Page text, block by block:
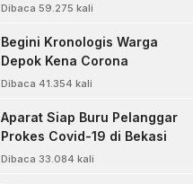
Dibaca 59.275 kali
Begini Kronologis Warga
Depok Kena Corona
Dibaca 41.354 kali
Aparat Siap Buru Pelanggar
Prokes Covid-19 di Bekasi
Dibaca 33.084 kali